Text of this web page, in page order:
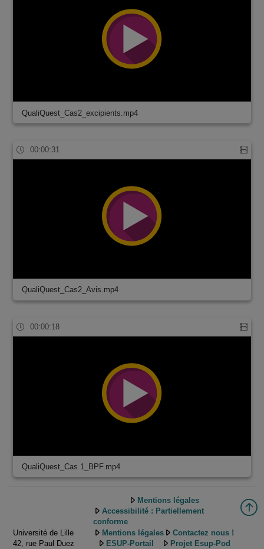
QualiQuest_Cas2_excipients.mp4
00:00:31
QualiQuest_Cas2_Avis.mp4
00:00:18
QualiQuest_Cas 1_BPF.mp4
Université de Lille
42, rue Paul Duez
Mentions légales
Accessibilité : Partiellement
conforme
Mentions légales
Contactez nous !
ESUP-Portail
Projet Esup-Pod